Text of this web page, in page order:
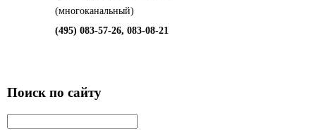
(многоканальный)
(495) 083-57-26, 083-08-21
Поиск по сайту